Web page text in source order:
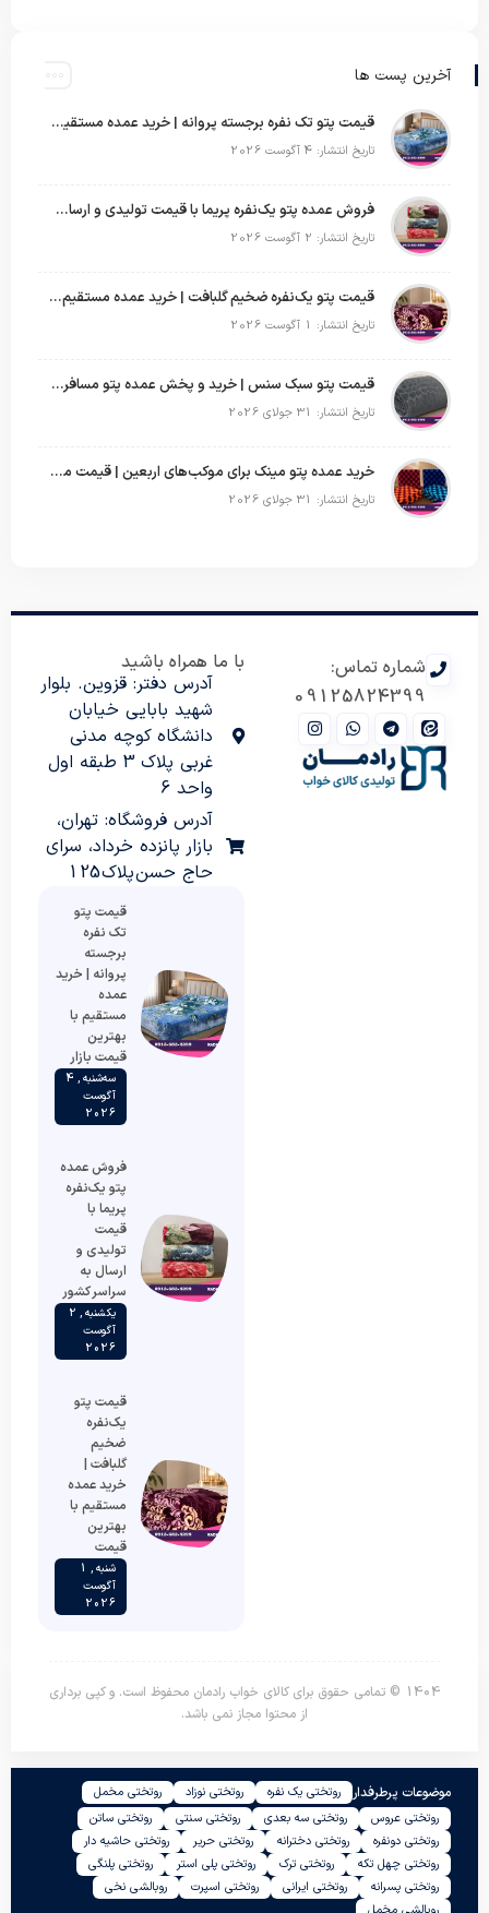
آخرین پست ها
قیمت پتو تک نفره برجسته پروانه | خرید عمده مستقیم با بهترین قیمت بازار
تاریخ انتشار: 4 آگوست 2026
فروش عمده پتو یک‌نفره پریما با قیمت تولیدی و ارسال به سراسر کشور
تاریخ انتشار: 2 آگوست 2026
قیمت پتو یک‌نفره ضخیم گلبافت | خرید عمده مستقیم با بهترین قیمت
تاریخ انتشار: 1 آگوست 2026
قیمت پتو سبک سنس | خرید و پخش عمده پتو مسافرتی Sense
تاریخ انتشار: 31 جولای 2026
خرید عمده پتو مینک برای موکب‌های اربعین | قیمت مناسب و ارسال سریع
تاریخ انتشار: 31 جولای 2026
شماره تماس:
09125824399
با ما همراه باشید
آدرس دفتر: قزوین. بلوار
شهید بابایی خیابان
دانشگاه کوچه مدنی
غربی پلاک 3 طبقه اول
واحد 6
آدرس فروشگاه: تهران،
بازار پانزده خرداد، سرای
حاج حسن پلاک 125
قیمت پتو
تک نفره
برجسته
پروانه | خرید
عمده
مستقیم با
بهترین
قیمت بازار
سه‌شنبه , 4
آگوست
2026
فروش عمده
پتو یک‌نفره
پریما با
قیمت
تولیدی و
ارسال به
سراسر کشور
یکشنبه , 2
آگوست
2026
قیمت پتو
یک‌نفره
ضخیم
گلبافت |
خرید عمده
مستقیم با
بهترین
قیمت
شنبه , 1
آگوست
2026
1404 © تمامی حقوق برای کالای خواب رادمان محفوظ است. و کپی برداری
از محتوا مجاز نمی باشد.
موضوعات پرطرفدار روتختی یک نفره روتختی نوزاد
روتختی مخمل
روتختی عروس
روتختی سه بعدی روتختی سنتی
روتختی ساتن
روتختی دونفره
روتختی دخترانه روتختی حریر
روتختی حاشیه دار
روتختی چهل تکه
روتختی ترک روتختی پلی استر
روتختی پلنگی
روتختی پسرانه
روتختی ایرانی روتختی اسپرت
روبالشی نخی